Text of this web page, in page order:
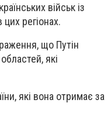
військ із
регіонах.
що Путін
які
які вона отримає за